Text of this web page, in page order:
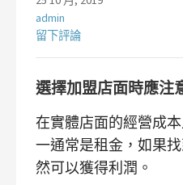
admin
留下評論
選擇加盟店面時應
在實體店面的經營成
一通常是租金，如果
然可以獲得利潤。